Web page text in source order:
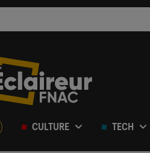
CULTURE TECH